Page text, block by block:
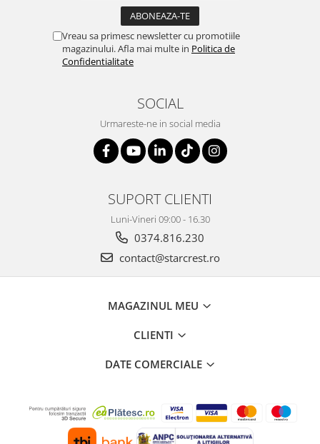
Vreau sa primesc newsletter cu promotiile
magazinului. Afla mai multe in Politica de
Confidentialitate
SOCIAL
Urmareste-ne in social media
SUPORT CLIENTI
Luni-Vineri 09:00 - 16.30
0374.816.230
contact@starcrest.ro
MAGAZINUL MEU
CLIENTI
DATE COMERCIALE